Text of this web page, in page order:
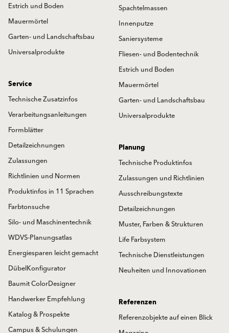
Estrich und Boden
Mauermörtel
Garten- und Landschaftsbau
Universalprodukte
Spachtelmassen
Innenputze
Saniersysteme
Fliesen- und Bodentechnik
Estrich und Boden
Mauermörtel
Garten- und Landschaftsbau
Universalprodukte
Service
Technische Zusatzinfos
Verarbeitungsanleitungen
Formblätter
Detailzeichnungen
Zulassungen
Richtlinien und Normen
Produktinfos in 11 Sprachen
Farbtonsuche
Silo- und Maschinentechnik
WDVS-Planungsatlas
Energiesparen leicht gemacht
DübelKonfigurator
Baumit ColorDesigner
Handwerker Empfehlung
Katalog & Prospekte
Campus & Schulungen
Planung
Technische Produktinfos
Zulassungen und Richtlinien
Ausschreibungstexte
Detailzeichnungen
Muster, Farben & Strukturen
Life Farbsystem
Technische Dienstleistungen
Neuheiten und Innovationen
Referenzen
Referenzobjekte auf einen Blick